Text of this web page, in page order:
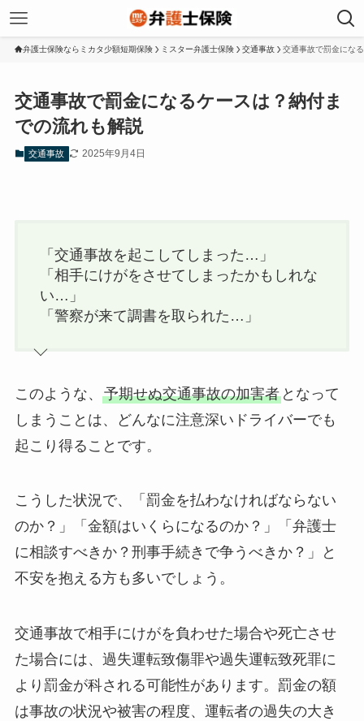
弁護士保険ならミカタ少額短期保険 ミスター弁護士保険 交通事故 交通事故で罰金にな
交通事故で罰金になるケースは？納付ま
での流れも解説
交通事故 2025年9月4日
「交通事故を起こしてしまった…」
「相手にけがをさせてしまったかもしれな
い…」
「警察が来て調書を取られた…」
このような、 予期せぬ交通事故の加害者となって
しまうことは、どんなに注意深いドライバーでも
起こり得ることです。
こうした状況で、「罰金を払わなければならない
のか？」「金額はいくらになるのか？」「弁護士
に相談すべきか？刑事手続きで争うべきか？」と
不安を抱える方も多いでしょう。
交通事故で相手にけがを負わせた場合や死亡させ
た場合には、過失運転致傷罪や過失運転致死罪に
より罰金が科される可能性があります。罰金の額
は事故の状況や被害の程度、運転者の過失の大き